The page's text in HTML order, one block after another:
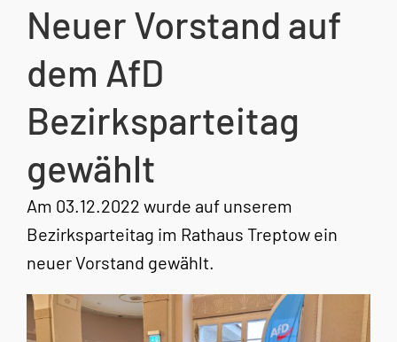
Neuer Vorstand auf
dem AfD
Bezirksparteitag
gewählt
Am 03.12.2022 wurde auf unserem
Bezirksparteitag im Rathaus Treptow ein
neuer Vorstand gewählt.